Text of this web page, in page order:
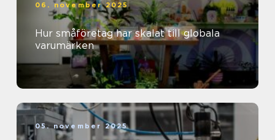
06. november 2025
Hur småföretag har skalat till globala
varumärken
05. november 2025